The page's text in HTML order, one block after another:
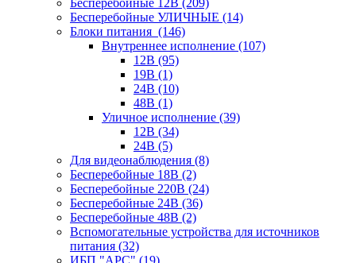
Бесперебойные 12В (209)
Бесперебойные УЛИЧНЫЕ (14)
Блоки питания (146)
Внутреннее исполнение (107)
12В (95)
19В (1)
24В (10)
48В (1)
Уличное исполнение (39)
12В (34)
24В (5)
Для видеонаблюдения (8)
Бесперебойные 18В (2)
Бесперебойные 220В (24)
Бесперебойные 24В (36)
Бесперебойные 48В (2)
Вспомогательные устройства для источников
питания (32)
ИБП "APC" (19)